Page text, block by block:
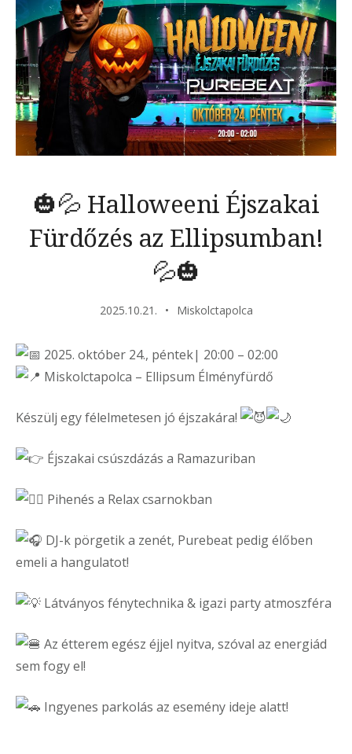
🎃💦 Halloweeni Éjszakai
Fürdőzés az Ellipsumban!
💦🎃
2025.10.21. Miskolctapolca
2025. október 24., péntek| 20:00 – 02:00
Miskolctapolca – Ellipsum Élményfürdő
Készülj egy félelmetesen jó éjszakára!
Éjszakai csúszdázás a Ramazuriban
Pihenés a Relax csarnokban
DJ-k pörgetik a zenét, Purebeat pedig élőben
emeli a hangulatot!
Látványos fénytechnika & igazi party atmoszféra
Az étterem egész éjjel nyitva, szóval az energiád
sem fogy el!
Ingyenes parkolás az esemény ideje alatt!